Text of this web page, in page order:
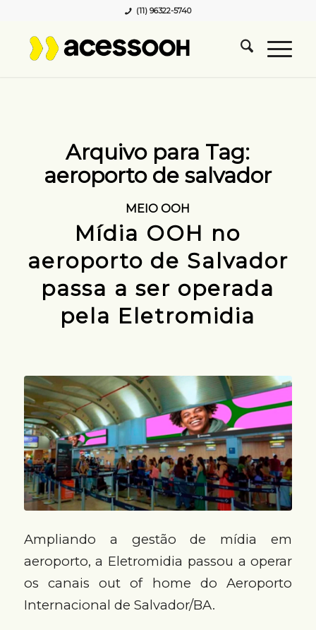
(11) 96322-5740
Arquivo para Tag:
aeroporto de salvador
MEIO OOH
Mídia OOH no
aeroporto de Salvador
passa a ser operada
pela Eletromidia
Ampliando a gestão de mídia em
aeroporto, a Eletromidia passou a operar
os canais out of home do Aeroporto
Internacional de Salvador/BA.